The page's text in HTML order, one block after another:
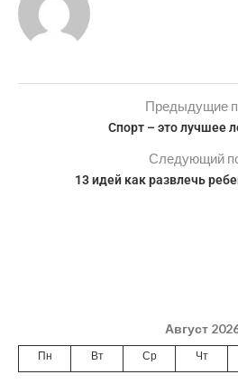
Предыдущие
Спорт – это лучшее
Следующий
13 идей как развлечь
Август
Пн Вт Ср Чт